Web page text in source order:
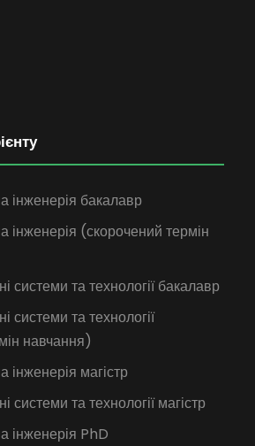
інженерія бакалавр
інженерія (скорочений термін
системи та технології бакалавр
системи та технології
навчання)
інженерія магістр
системи та технології магістр
інженерія PhD